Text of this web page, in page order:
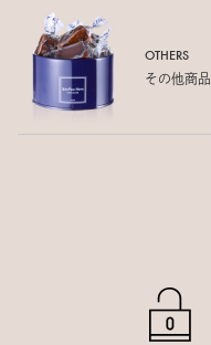
OTHERS
その他商品